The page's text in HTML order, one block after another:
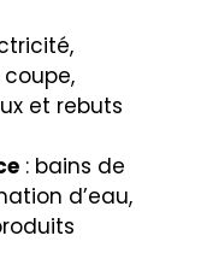
et rebuts
: bains de
d’eau,